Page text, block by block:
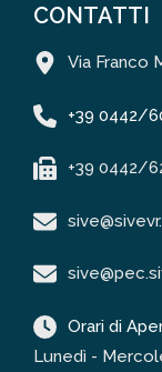
CONTATTI
Via Franco
+39 0442/
+39 0442/
Orari di
Lunedì -